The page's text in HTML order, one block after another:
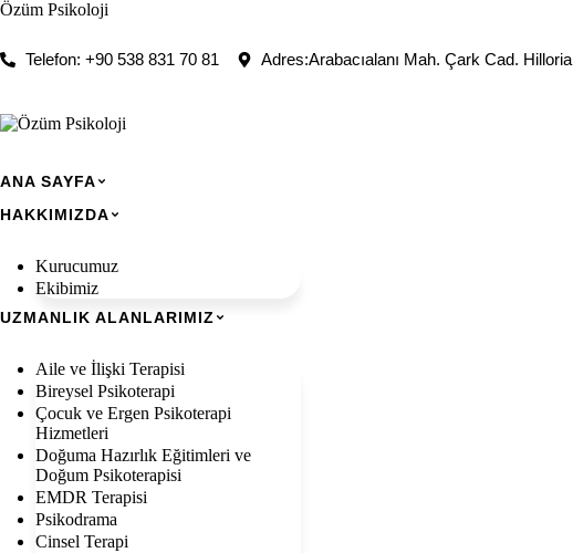
Özüm Psikoloji
Telefon: +90 538 831 70 81 Adres:Arabacıalanı Mah. Çark Cad.
ANA SAYFA
HAKKIMIZDA
Kurucumuz
Ekibimiz
UZMANLIK ALANLARIMIZ
Aile ve İlişki Terapisi
Bireysel Psikoterapi
Çocuk ve Ergen Psikoterapi
Hizmetleri
Doğuma Hazırlık Eğitimleri ve
Doğum Psikoterapisi
EMDR Terapisi
Psikodrama
Cinsel Terapi